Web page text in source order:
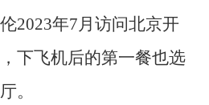
2023年7月访问北京开
下飞机后的第一餐也选
。